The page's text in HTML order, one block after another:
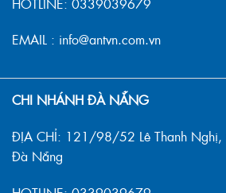
EMAIL : info@antvn.com.vn
CHI NHÁNH ĐÀ NẴNG
ĐỊA CHỈ: 121/98/52 Lê Thanh Nghị,
Đà Nẵng